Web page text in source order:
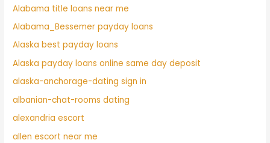
Alabama title loans near me
Alabama_Bessemer payday loans
Alaska best payday loans
Alaska payday loans online same day deposit
alaska-anchorage-dating sign in
albanian-chat-rooms dating
alexandria escort
allen escort near me